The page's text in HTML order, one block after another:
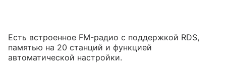
Есть встроенное FM-радио с поддержкой RDS,
памятью на 20 станций и функцией
автоматической настройки.